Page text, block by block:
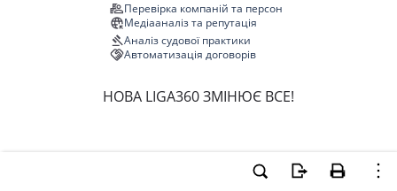
Перевірка компаній та персон
Медіааналіз та репутація
Аналіз судової практики
Автоматизація договорів
НОВА LIGA360 ЗМІНЮЄ ВСЕ!